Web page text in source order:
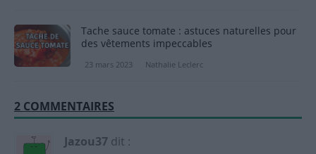
Tache sauce tomate : astuces naturelles pour
des vêtements impeccables
23 mars 2023 Nathalie Leclerc
2 COMMENTAIRES
Jazou37 dit :